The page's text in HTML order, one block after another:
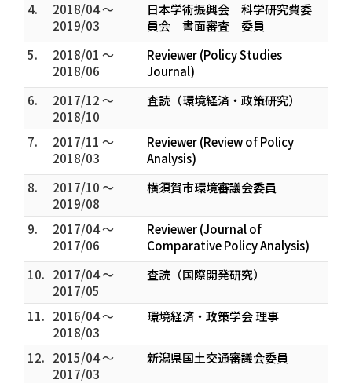
4.
2018/04 ～
2019/03
日本学術振興会 科学研究費委
員会 書面審査 委員
5.
2018/01 ～
2018/06
Reviewer (Policy Studies
Journal)
6.
2017/12 ～
2018/10
査読（環境経済・政策研究）
7.
2017/11 ～
2018/03
Reviewer (Review of Policy
Analysis)
8.
2017/10 ～
2019/08
横須賀市環境審議会委員
9.
2017/04 ～
2017/06
Reviewer (Journal of
Comparative Policy Analysis)
10. 2017/04 ～
2017/05
査読（国際開発研究）
11. 2016/04 ～
2018/03
環境経済・政策学会 理事
12. 2015/04 ～
2017/03
新潟県国土交通審議会委員